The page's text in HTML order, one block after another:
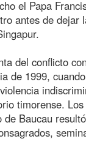
el Papa
antes de dejar
del conflicto
de 1999,
timorense. Los
Baucau